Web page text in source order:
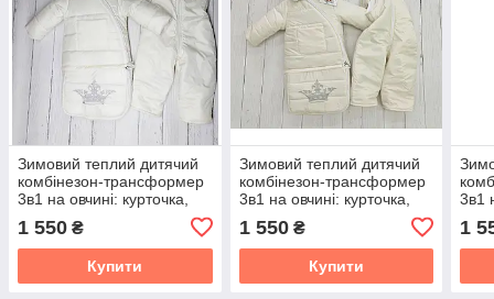
Зимовий теплий дитячий
комбінезон-трансформер
3в1 на овчині: курточка,
напівкомбінезон
1 550 ₴
Купити
Зимовий теплий дитячий
комбінезон-трансформер
3в1 на овчині: курточка,
напівкомбінезон
1 550₴
Купити
3в1
1